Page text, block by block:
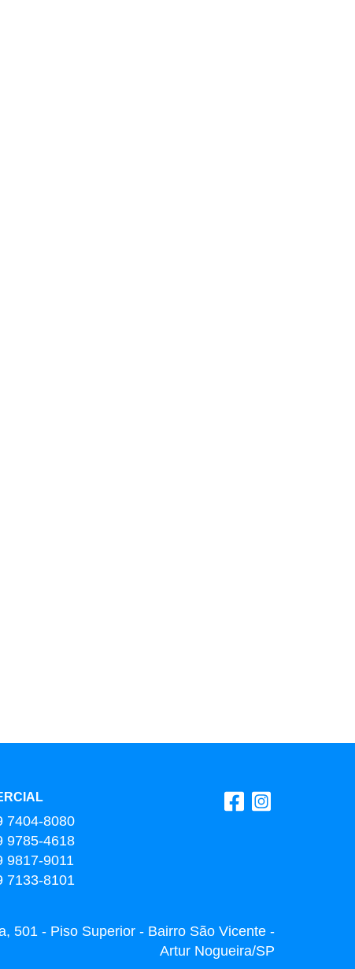
7404-8080
9785-4618
9817-9011
7133-8101
501 - Piso Superior - Bairro São Vicente -
Artur Nogueira/SP